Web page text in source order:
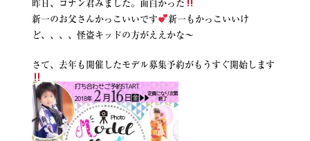
昨日、コナン君みました。面白かった
新一のお父さんかっこいいです
新一もかっこいいけ
ど、、、、怪盗キッドの方がええかな〜
さて、去年も開催したモデル募集予約がもうすぐ開始します